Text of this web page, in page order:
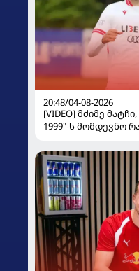
20:48/04-08-2026
[VIDEO] მძიმე
1999"-ს მომდევნო